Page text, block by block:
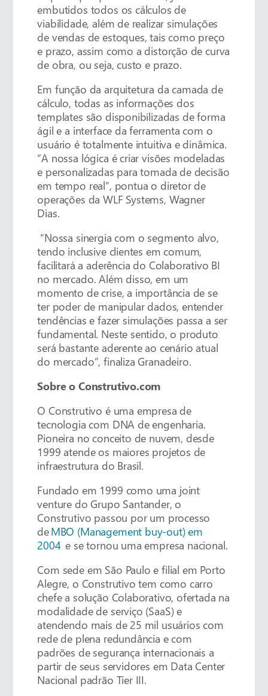
embutidos todos os cálculos de
viabilidade, além de realizar simulações
de vendas de estoques, tais como preço
e prazo, assim como a distorção de curva
de obra, ou seja, custo e prazo.
Em função da arquitetura da camada de
cálculo, todas as informações dos
templates são disponibilizadas de forma
ágil e a interface da ferramenta com o
usuário é totalmente intuitiva e dinâmica.
“A nossa lógica é criar visões modeladas
e personalizadas para tomada de decisão
em tempo real”, pontua o diretor de
operações da WLF Systems, Wagner
Dias.
“Nossa sinergia com o segmento alvo,
tendo inclusive clientes em comum,
facilitará a aderência do Colaborativo BI
no mercado. Além disso, em um
momento de crise, a importância de se
ter poder de manipular dados, entender
tendências e fazer simulações passa a ser
fundamental. Neste sentido, o produto
será bastante aderente ao cenário atual
do mercado”, finaliza Granadeiro.
Sobre o Construtivo.com
O Construtivo é uma empresa de
tecnologia com DNA de engenharia.
Pioneira no conceito de nuvem, desde
1999 atende os maiores projetos de
infraestrutura do Brasil.
Fundado em 1999 como uma joint
venture do Grupo Santander, o
Construtivo passou por um processo
deMBO (Management buy-out) em
2004 e se tornou uma empresa nacional.
Com sede em São Paulo e filial em Porto
Alegre, o Construtivo tem como carro
chefe a solução Colaborativo, ofertada na
modalidade de serviço (SaaS) e
atendendo mais de 25 mil usuários com
rede de plena redundância e com
padrões de segurança internacionais a
partir de seus servidores em Data Center
Nacional padrão Tier III.